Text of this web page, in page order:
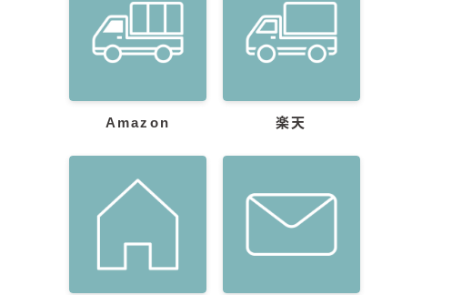
Amazon 楽天